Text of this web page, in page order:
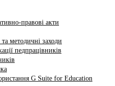
правові акти
методичні заходи
педпрацівників
G Suite for Education